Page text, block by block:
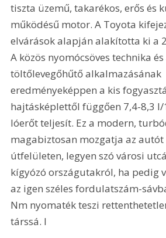
tiszta üzemű, takarékos, erős és
működésű motor. A Toyota
elvárások alapján alakította ki a
A közös nyomócsöves technika
töltőlevegőhűtő alkalmazásának
eredményeképpen a kis
hajtásképlettől függően 7,4-8,3
lóerőt teljesít. Ez a modern,
magabiztosan mozgatja az
útfelületen, legyen szó városi
kígyózó országutakról, ha pedig
az igen széles fordulatszám-
Nm nyomaték teszi
társsá. I